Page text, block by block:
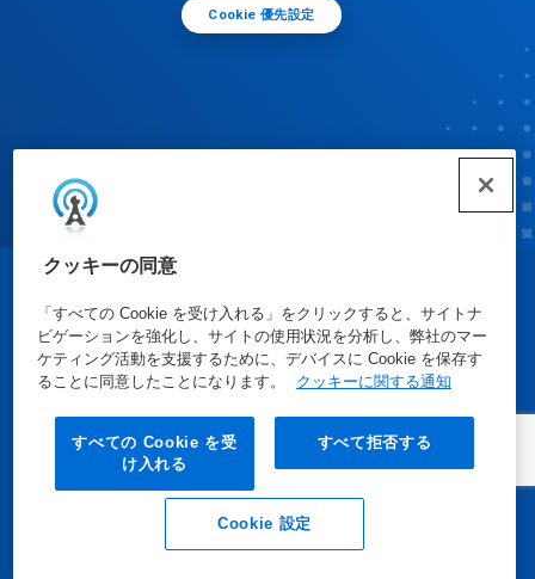
クッキーの同意
「すべての Cookie を受け入れる」をクリックすると、サイトナ
ビゲーションを強化し、サイトの使用状況を分析し、弊社のマー
ケティング活動を支援するために、デバイスに Cookie を保存す
ることに同意したことになります。
クッキーに関する通知
すべての Cookie を受
け入れる
すべて拒否する
Cookie 設定
Cookie 優先設定
Eメール
© Ecolab Inc. 2025
安全データシート|プライバシーポリシー|利用規約